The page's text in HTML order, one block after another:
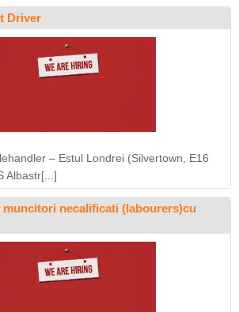
Driver
– Estul Londrei (Silvertown, E16
Albastr[...]
muncitori necalificati (labourers)cu